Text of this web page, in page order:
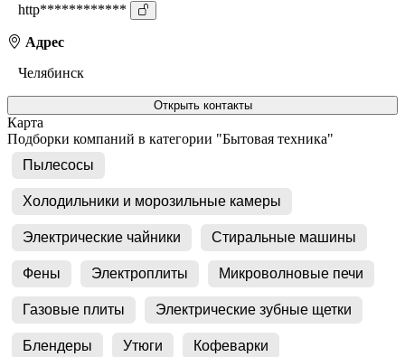
http************
Адрес
Челябинск
Открыть контакты
Карта
Подборки компаний в категории "Бытовая техника"
Пылесосы
Холодильники и морозильные камеры
Электрические чайники Стиральные машины
Фены Электроплиты Микроволновые печи
Газовые плиты Электрические зубные щетки
Блендеры Утюги Кофеварки